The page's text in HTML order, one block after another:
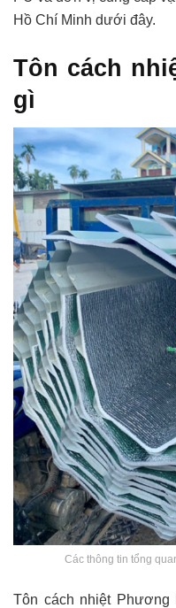
Hồ Chí Minh dưới đây.
Tôn cách
gì
Các thông tin tổng
Tôn cách nhiệt